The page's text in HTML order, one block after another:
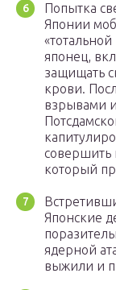
Попытка
Японии
японец,
защищать
крови.
взрывами
совершить
который
Японские
ядерной
выжили и